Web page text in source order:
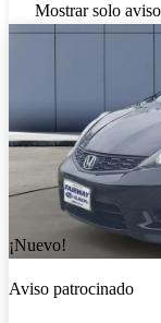
Mostrar solo
¡Nuevo!
Aviso patrocinado